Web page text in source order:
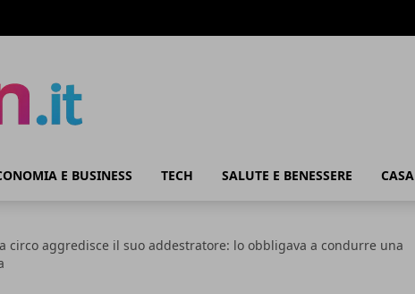
E BUSINESS TECH SALUTE E BENESSERE CASA
circo aggredisce il suo addestratore: lo obbligava a condurre una